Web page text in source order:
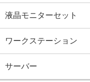
液晶モニターセット
ワークステーション
サーバー